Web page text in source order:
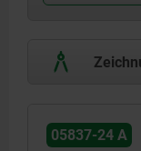
05837-24 A